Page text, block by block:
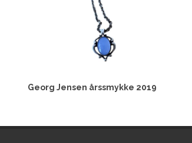
Georg Jensen årssmykke 2019